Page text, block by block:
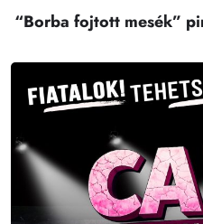
“Borba fojtott mesék”